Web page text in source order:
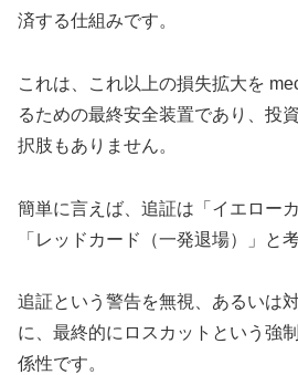
済する仕組みです。
これは、これ以上の損失拡大を
るための最終安全装置であり、投
択肢もありません。
簡単に言えば、追証は「イエロー
「レッドカード（一発退場）」と
追証という警告を無視、あるいは
に、最終的にロスカットという強
係性です。